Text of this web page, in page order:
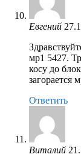
Евгений
мр1 5427.
косу до
загорается
Ответить
Виталий